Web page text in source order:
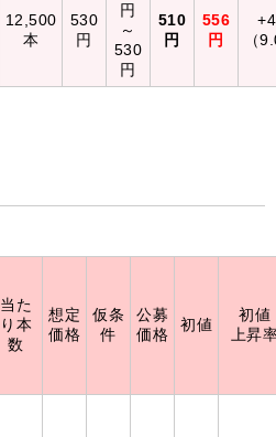
12,500
本
530
円
円
～
530
円
510
円
556
円
（
当た
り本
数
想定
価格
仮条
件
公募
価格
初値
初値
上昇